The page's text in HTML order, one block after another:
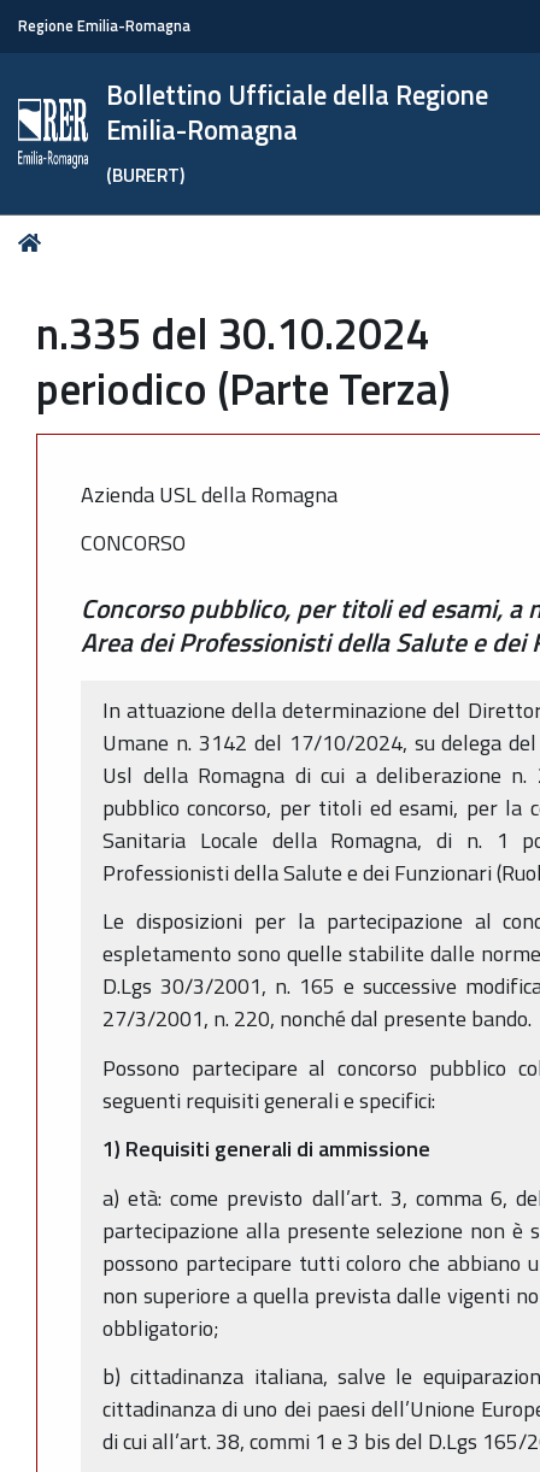
Regione Emilia-Romagna
Bollettino Ufficiale della Regione
Emilia-Romagna
(BURERT)
Tu
n.335 del 30.10.2024
periodico (Parte Terza)
Azienda USL della Romagna
CONCORSO
Concorso pubblico, per titoli ed esami,
Area dei Professionisti della Salute e dei
In attuazione della determinazione del
Umane n. 3142 del 17/10/2024, su delega
Usl della Romagna di cui a deliberazione
pubblico concorso, per titoli ed esami, per la
Sanitaria Locale della Romagna, di n. 1
Professionisti della Salute e dei Funzionari
Le disposizioni per la partecipazione al
espletamento sono quelle stabilite dalle
D.Lgs 30/3/2001, n. 165 e successive
27/3/2001, n. 220, nonché dal presente bando.
Possono partecipare al concorso pubblico
seguenti requisiti generali e specifici:
1) Requisiti generali di ammissione
a) età: come previsto dall’art. 3, comma 6,
partecipazione alla presente selezione non
possono partecipare tutti coloro che abbiano
non superiore a quella prevista dalle vigenti
obbligatorio;
b) cittadinanza italiana, salve le
cittadinanza di uno dei paesi dell’Unione
di cui all’art. 38, commi 1 e 3 bis del D.Lgs 165/